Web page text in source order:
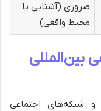
ضروری (آشنایی با
محیط واقعی)
بین‌المللی
و شبکه‌های اجتماعی